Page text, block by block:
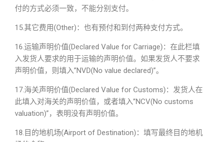
付的方式必须一致，不能分别支付。
15.其它费用(Other)：也有预付和到付两种支付方式。
16.运输声明价值(Declared Value for Carriage)：在此栏填
入发货人要求的用于运输的声明价值。如果发货人不要求
声明价值，则填入”NVD(No value declared)”。
17.海关声明价值(Declared Value for Customs)：发货人在
此填入对海关的声明价值，或者填入”NCV(No customs
valuation)”，表明没有声明价值。
18.目的地机场(Airport of Destination)：填写最终目的地机